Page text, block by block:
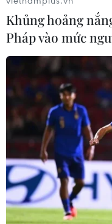
23/10/2020 12:54
Chỉ số PMI của
điểm, đánh dấu tháng
là mức thấp nhất
Khủng hoảng
Pháp vào mức